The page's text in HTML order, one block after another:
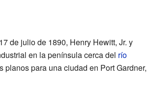
de julio de 1890, Henry Hewitt, Jr. y
en la península cerca del río
para una ciudad en Port Gardner,